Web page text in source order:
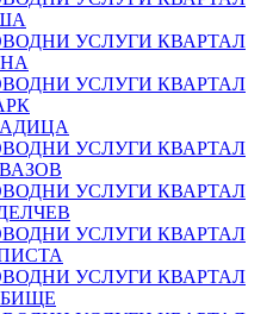
УСЛУГИ КВАРТАЛ
УСЛУГИ КВАРТАЛ
УСЛУГИ КВАРТАЛ
УСЛУГИ КВАРТАЛ
УСЛУГИ КВАРТАЛ
УСЛУГИ КВАРТАЛ